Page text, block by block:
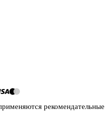
рекомендательные